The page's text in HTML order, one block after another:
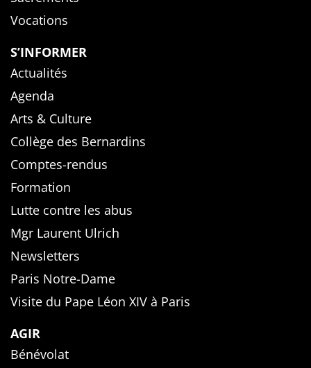
Vocations
S’INFORMER
Actualités
Agenda
Arts & Culture
Collège des Bernardins
Comptes-rendus
Formation
Lutte contre les abus
Mgr Laurent Ulrich
Newsletters
Paris Notre-Dame
Visite du Pape Léon XIV à Paris
AGIR
Bénévolat